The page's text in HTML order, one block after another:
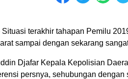
terakhir tahapan Pemilu
sampai dengan sekarang
Djafar Kepala Kepolisian
persnya, sehubungan dengan